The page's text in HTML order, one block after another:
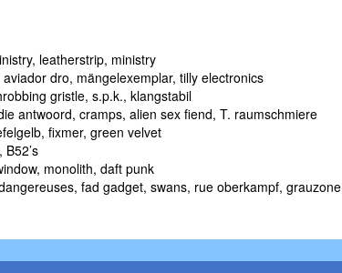
leatherstrip, ministry
dro, mängelexemplar, tilly electronics
gristle, s.p.k., klangstabil
antwoord, cramps, alien sex fiend, T. raumschmiere
fixmer, green velvet
monolith, daft punk
fad gadget, swans, rue oberkampf, grauzone